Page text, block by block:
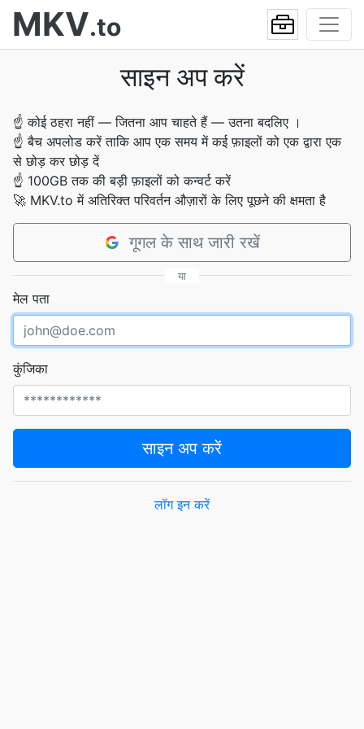
MKV.to
साइन अप करें
☝कोई ठहरा नहीं — जितना आप चाहते हैं — उतना बदलिए ।
☝बैच अपलोड करें ताकि आप एक समय में कई फ़ाइलों को एक द्वारा एक
से छोड़ कर छोड़ दें
☝ 100GB तक की बड़ी फ़ाइलों को कन्वर्ट करें
🚀 MKV.to में अतिरिक्त परिवर्तन औज़ारों के लिए पूछने की क्षमता है
गूगल के साथ जारी रखें
या
मेल पता
कुंजिका
साइन अप करें
लॉग इन करें